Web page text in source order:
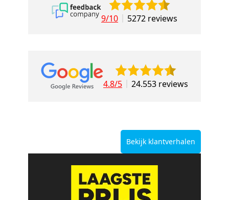
9/10 5272 reviews
4.8/5 24.553 reviews
Bekijk klantverhalen